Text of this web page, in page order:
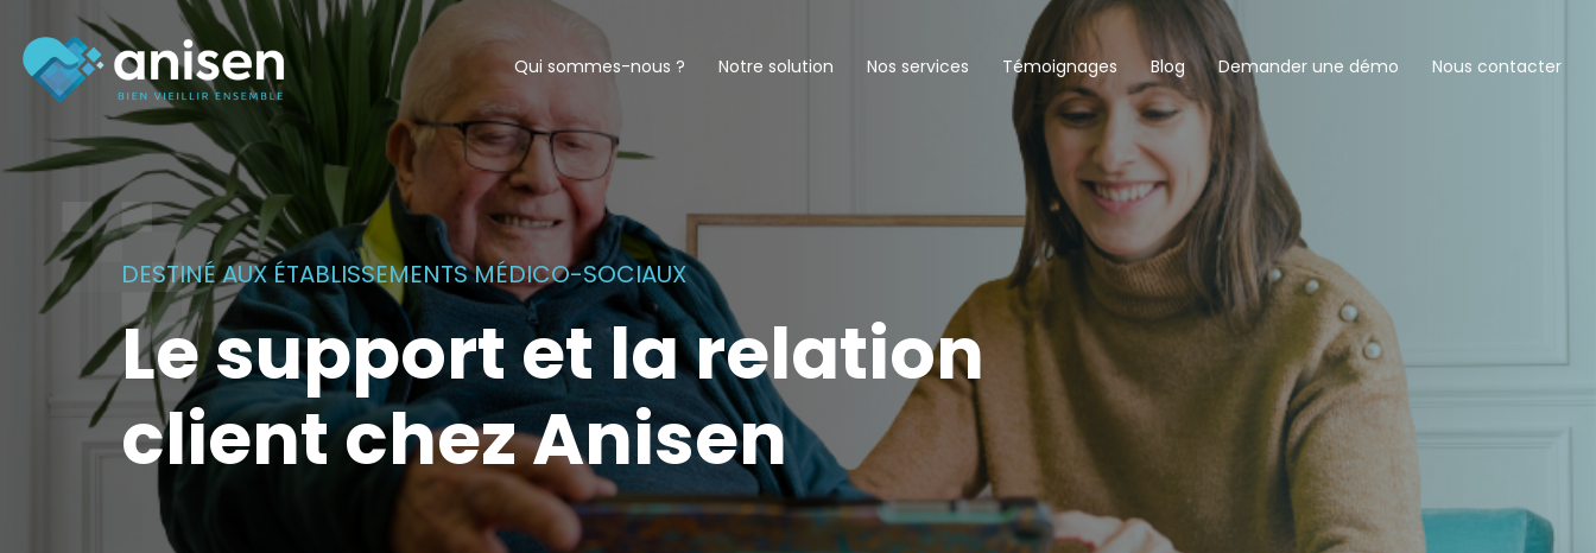
Qui sommes-nous ? Notre solution Nos services Témoignages Blog Demander une démo Nous contacter
DESTINÉ AUX ÉTABLISSEMENTS MÉDICO-SOCIAUX
Le support et la relation
client chez Anisen
Panneau de gestion des cookies